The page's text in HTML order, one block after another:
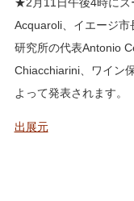
★2月11日午後4時にズ
Acquaroli、イエージ
研究所の代表Antonio
Chiacchiarini、ワイン
よって発表されます。
出展元